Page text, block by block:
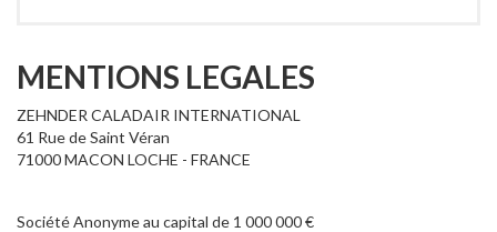
MENTIONS LEGALES
ZEHNDER CALADAIR INTERNATIONAL
61 Rue de Saint Véran
71000 MACON LOCHE - FRANCE
Société Anonyme au capital de 1 000 000 €